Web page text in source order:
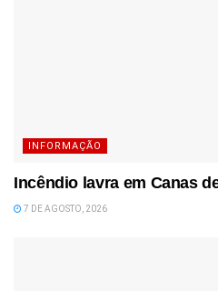
INFORMAÇÃO
Incêndio lavra em Canas
7 DE AGOSTO, 2026